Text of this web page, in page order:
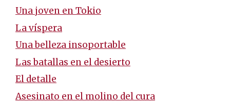
Una joven en Tokio
La víspera
Una belleza insoportable
Las batallas en el desierto
El detalle
Asesinato en el molino del cura